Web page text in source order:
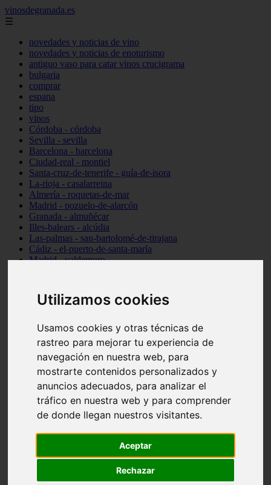
Utilizamos cookies
Usamos cookies y otras técnicas de
rastreo para mejorar tu experiencia de
navegación en nuestra web, para
mostrarte contenidos personalizados y
anuncios adecuados, para analizar el
tráfico en nuestra web y para comprender
de donde llegan nuestros visitantes.
Aceptar
Rechazar
vinosdegranada.es
☰
novedades y noticias de vino
novedades y noticias de enoturismo
antiguo vaso para catar vinos crucigrama
bulgaria
comprar
espana
tipo
vinos
Córdoba - córdoba
Sevilla - sevilla
Barcelona - barcelona
Ciudad-real - montiel
Santa-cruz-de-tenerife - guía-de-isora
La-rioja - casalarreina
Almería - roquetas-de-mar
Madrid - pozuelo-de-alarcón
Granada - almuñécar
Illes-balears - alcúdia
Las-palmas - san-bartolomé-de-tirajana
Cádiz - el-puerto-de-santa-maría
Madrid - valdemoro
Cantabria - suances
Sevilla - bormujos
Málaga - júzcar
Huesca - alquézar
Huesca - castejón-de-sos
Lleida - alt-àneu
Córdoba - almedinilla
Navarra - zangoza
Cantabria - arenas-de-iguña
Barcelona - la-pobla-de-lillet
Murcia - cartagena
Madrid - nuevo-baztán